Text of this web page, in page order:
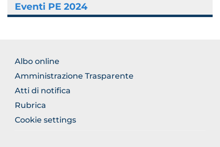
Eventi PE 2024
BROWSE
THE
SECTION
Albo online
Amministrazione Trasparente
Atti di notifica
Rubrica
Cookie settings